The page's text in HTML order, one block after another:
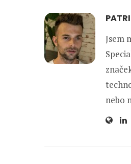
Jsem
nebo